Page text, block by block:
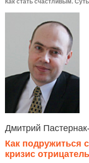
Как стать счастливым.
Дмитрий
Как подружиться
кризис